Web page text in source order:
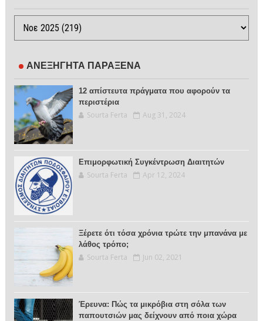
ΑΝΕΞΗΓΗΤΑ ΠΑΡΑΞΕΝΑ
12 απίστευτα πράγματα που αφορούν τα
περιστέρια
Sourta Ferta Aug 31, 2024
Επιμορφωτική Συγκέντρωση Διαιτητών
Sourta Ferta Apr 12, 2024
Ξέρετε ότι τόσα χρόνια τρώτε την μπανάνα με
λάθος τρόπο;
Sourta Ferta Jun 02, 2021
Έρευνα: Πώς τα μικρόβια στη σόλα των
παπουτσιών μας δείχνουν από ποια χώρα